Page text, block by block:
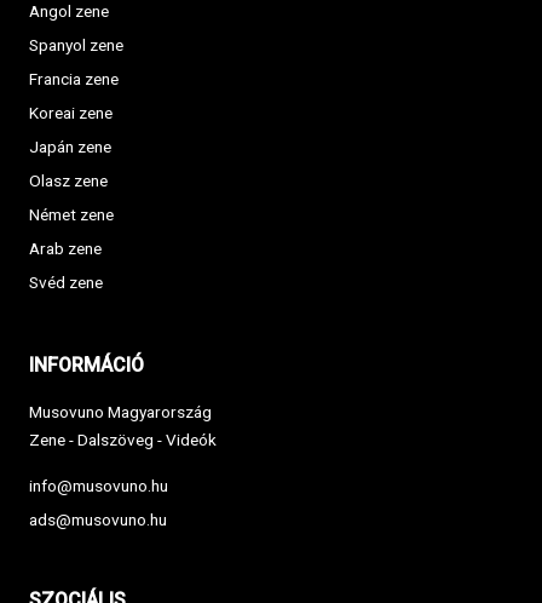
Angol zene
Spanyol zene
Francia zene
Koreai zene
Japán zene
Olasz zene
Német zene
Arab zene
Svéd zene
INFORMÁCIÓ
Musovuno Magyarország
Zene - Dalszöveg - Videók
info@musovuno.hu
ads@musovuno.hu